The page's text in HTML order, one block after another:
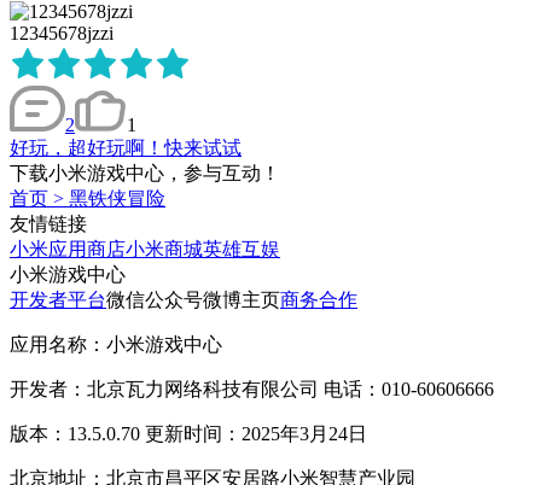
12345678jzzi
2
1
好玩，超好玩啊！快来试试
下载小米游戏中心，参与互动！
首页 > 黑铁侠冒险
友情链接
小米应用商店小米商城英雄互娱
小米游戏中心
开发者平台微信公众号微博主页商务合作
应用名称：小米游戏中心
开发者：北京瓦力网络科技有限公司 电话：010-60606666
版本：13.5.0.70 更新时间：2025年3月24日
北京地址：北京市昌平区安居路小米智慧产业园